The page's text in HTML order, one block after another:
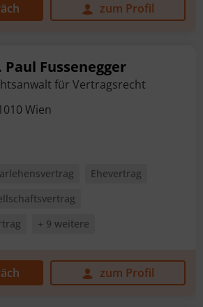
zum Profil
Paul Fussenegger
für Vertragsrecht
Wien
Ehevertrag
+ 9 weitere
zum Profil